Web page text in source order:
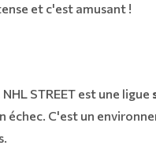
et c'est amusant !
STREET est une ligue
échec. C'est un